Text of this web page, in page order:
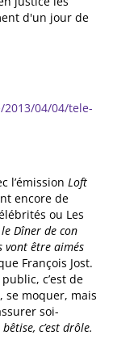
d'un jour de
04/04/tele-
l’émission Loft
encore de
ou Les
le Dîner de con
vont être aimés
François Jost.
c’est de
se moquer, mais
soi-
c’est drôle.